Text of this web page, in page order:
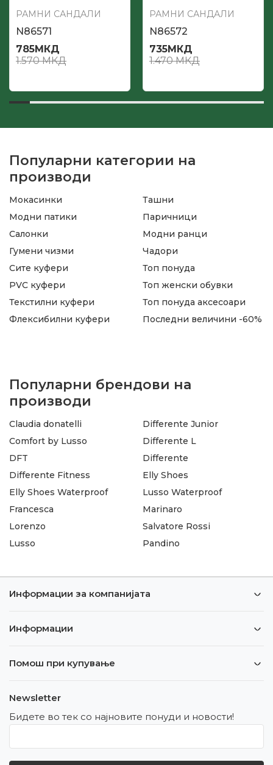
РАМНИ САНДАЛИ
N86571
785МКД
1.570МКД
РАМНИ САНДАЛИ
N86572
735МКД
1.470МКД
Популарни категории на
производи
Мокасинки
Модни патики
Салонки
Гумени чизми
Ташни
Паричници
Модни ранци
Чадори
Сите куфери
PVC куфери
Текстилни куфери
Флексибилни куфери
Топ понуда
Топ женски обувки
Топ понуда аксесоари
Последни величини -60%
Популарни брендови на
производи
Claudia donatelli
Comfort by Lusso
DFT
Differente Fitness
Differente Junior
Differente L
Differente
Elly Shoes
Elly Shoes Waterproof
Francesca
Lorenzo
Lusso
Lusso Waterproof
Marinaro
Salvatore Rossi
Pandino
Информации за компанијата
Информации
Помош при купување
Newsletter
Бидете во тек со најновите понуди и новости!